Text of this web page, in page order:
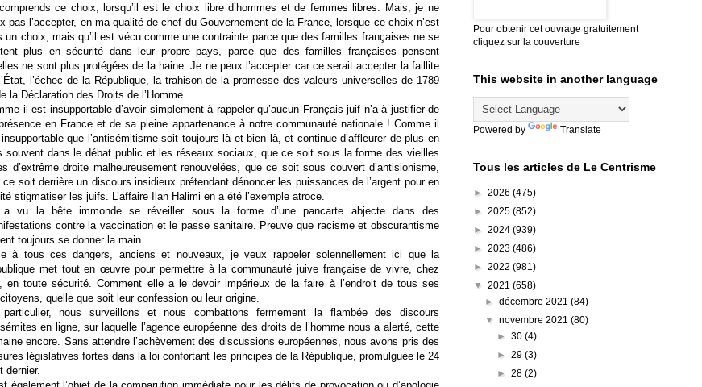
ce choix, lorsqu’il est le choix libre d’hommes et de femmes libres. Mais, je ne
pas l’accepter, en ma qualité de chef du Gouvernement de la France, lorsque ce choix n’est
un choix, mais qu’il est vécu comme une contrainte parce que des familles françaises ne se
plus en sécurité dans leur propre pays, parce que des familles françaises pensent
ne sont plus protégées de la haine. Je ne peux l’accepter car ce serait accepter la faillite
l’échec de la République, la trahison de la promesse des valeurs universelles de 1789
la Déclaration des Droits de l’Homme.
il est insupportable d’avoir simplement à rappeler qu’aucun Français juif n’a à justifier de
en France et de sa pleine appartenance à notre communauté nationale ! Comme il
que l’antisémitisme soit toujours là et bien là, et continue d’affleurer de plus en
souvent dans le débat public et les réseaux sociaux, que ce soit sous la forme des vieilles
d’extrême droite malheureusement renouvelées, que ce soit sous couvert d’antisionisme,
ce soit derrière un discours insidieux prétendant dénoncer les puissances de l’argent pour en
stigmatiser les juifs. L’affaire Ilan Halimi en a été l’exemple atroce.
a vu la bête immonde se réveiller sous la forme d’une pancarte abjecte dans des
contre la vaccination et le passe sanitaire. Preuve que racisme et obscurantisme
toujours se donner la main.
à tous ces dangers, anciens et nouveaux, je veux rappeler solennellement ici que la
met tout en œuvre pour permettre à la communauté juive française de vivre, chez
en toute sécurité. Comment elle a le devoir impérieux de la faire à l’endroit de tous ses
quelle que soit leur confession ou leur origine.
particulier, nous surveillons et nous combattons fermement la flambée des discours
en ligne, sur laquelle l’agence européenne des droits de l’homme nous a alerté, cette
encore. Sans attendre l’achèvement des discussions européennes, nous avons pris des
législatives fortes dans la loi confortant les principes de la République, promulguée le 24
dernier.
Pour obtenir cet ouvrage gratuitement
cliquez sur la couverture
This website in another language
Powered by Translate
Tous les articles de Le Centrisme
► 2026 (475)
► 2025 (852)
► 2024 (939)
► 2023 (486)
► 2022 (981)
▼ 2021 (658)
►décembre 2021(84)
▼novembre 2021(80)
► 30 (4)
► 29 (3)
► 28 (2)